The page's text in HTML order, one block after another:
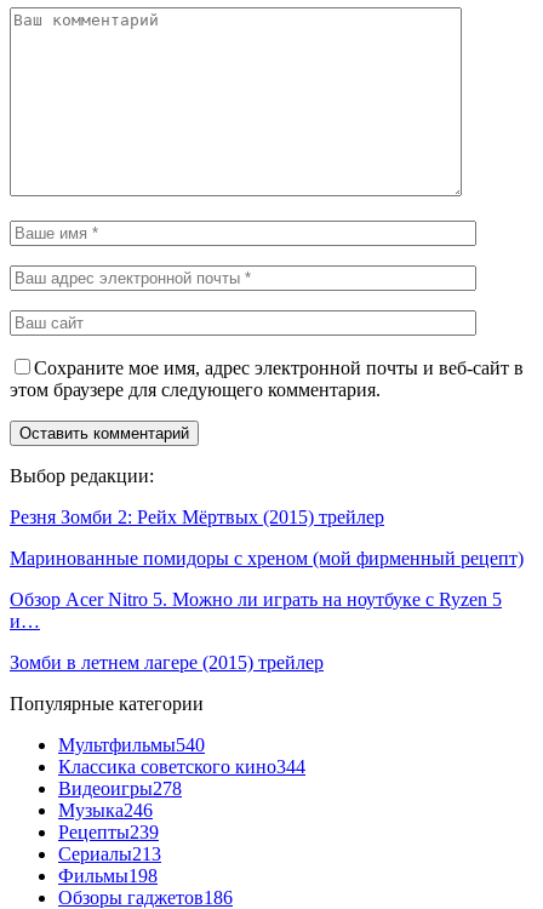
Сохраните мое имя, адрес электронной почты и веб-сайт в
этом браузере для следующего комментария.
Выбор редакции:
Резня Зомби 2: Рейх Мёртвых (2015) трейлер
Маринованные помидоры с хреном (мой фирменный рецепт)
Обзор Acer Nitro 5. Можно ли играть на ноутбуке с Ryzen 5
и…
Зомби в летнем лагере (2015) трейлер
Популярные категории
Мультфильмы540
Классика советского кино344
Видеоигры278
Музыка246
Рецепты239
Сериалы213
Фильмы198
Обзоры гаджетов186